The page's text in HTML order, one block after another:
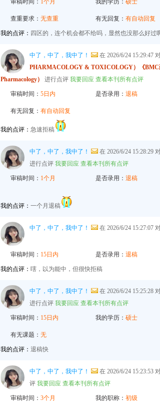
审稿时间： 1个月 我的学历： 硕士
查重要求： 无查重 有无回复： 有自动回复
我的点评： 四区的，连个机会都不给吗，显然也没那么好过
中了，中了，我中了！ 在 2026/6/24 15:29:47
PHARMACOLOGY & TOXICOLOGY）《BMC
Pharmacology）
进行点评 我要回应 查看本刊所有点评
审稿时间： 5日内 是否录用： 退稿
有无回复： 有自动回复
我的点评： 急速拒稿
中了，中了，我中了！ 在 2026/6/24 15:28:29
进行点评 我要回应 查看本刊所有点评
审稿时间： 1个月 是否录用： 退稿
我的点评： 一个月退稿
中了，中了，我中了！ 在 2026/6/24 15:27:07
审稿时间： 15日内 是否录用： 退稿
我的点评： 嗐，以为能中，但很快拒稿
中了，中了，我中了！ 在 2026/6/24 15:25:28
进行点评 我要回应 查看本刊所有点评
审稿时间： 15日内 我的学历： 硕士
有无课题： 无
我的点评： 退稿快
中了，中了，我中了！ 在 2026/6/24 15:23:53
评 我要回应 查看本刊所有点评
审稿时间： 3个月 我的职称： 初级